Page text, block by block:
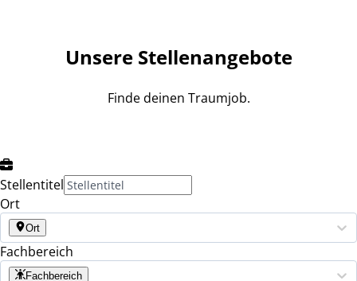
Unsere Stellenangebote
Finde deinen Traumjob.
Stellentitel
Ort
Ort
Fachbereich
Fachbereich